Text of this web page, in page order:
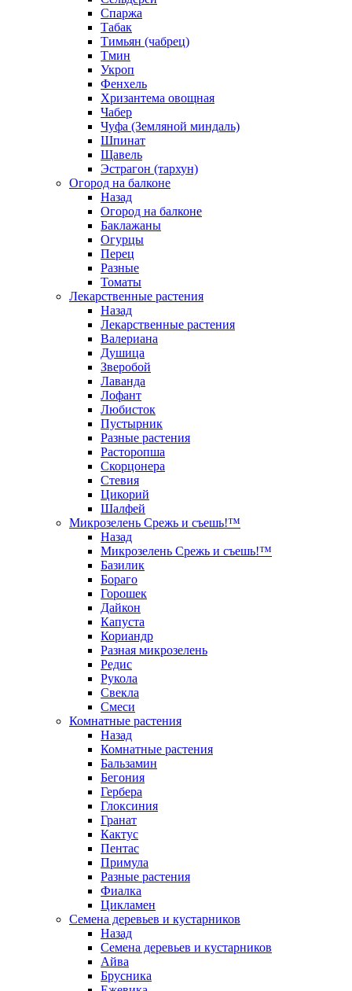
Спаржа
Табак
Тимьян (чабрец)
Тмин
Укроп
Фенхель
Хризантема овощная
Чабер
Чуфа (Земляной миндаль)
Шпинат
Щавель
Эстрагон (тархун)
Огород на балконе
Назад
Огород на балконе
Баклажаны
Огурцы
Перец
Разные
Томаты
Лекарственные растения
Назад
Лекарственные растения
Валериана
Душица
Зверобой
Лаванда
Лофант
Любисток
Пустырник
Разные растения
Расторопша
Скорцонера
Стевия
Цикорий
Шалфей
Микрозелень Срежь и съешь!™
Назад
Микрозелень Срежь и съешь!™
Базилик
Бораго
Горошек
Дайкон
Капуста
Кориандр
Разная микрозелень
Редис
Рукола
Свекла
Смеси
Комнатные растения
Назад
Комнатные растения
Бальзамин
Бегония
Гербера
Глоксиния
Гранат
Кактус
Пентас
Примула
Разные растения
Фиалка
Цикламен
Семена деревьев и кустарников
Назад
Семена деревьев и кустарников
Айва
Брусника